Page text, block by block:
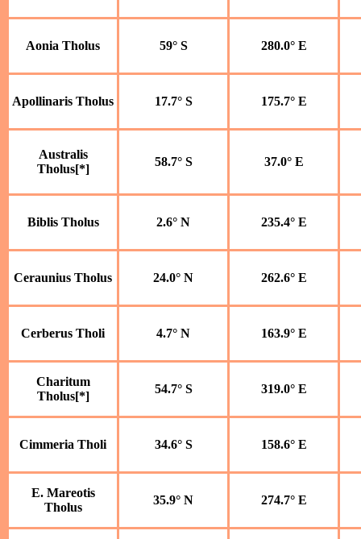
Aonia Tholus 59° S 280.0° E
Apollinaris Tholus 17.7° S 175.7° E
Australis
Tholus[*]
58.7° S 37.0° E
Biblis Tholus 2.6° N 235.4° E
Ceraunius Tholus 24.0° N 262.6° E
Cerberus Tholi 4.7° N 163.9° E
Charitum
Tholus[*]
54.7° S 319.0° E
Cimmeria Tholi 34.6° S 158.6° E
E. Mareotis
Tholus
35.9° N 274.7° E